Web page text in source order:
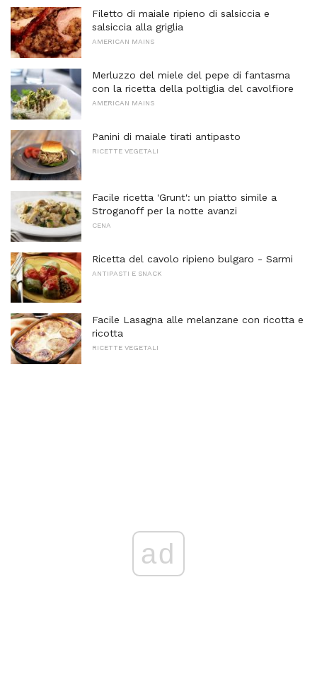
Filetto di maiale ripieno di salsiccia e
salsiccia alla griglia
AMERICAN MAINS
Merluzzo del miele del pepe di fantasma
con la ricetta della poltiglia del cavolfiore
AMERICAN MAINS
Panini di maiale tirati antipasto
RICETTE VEGETALI
Facile ricetta 'Grunt': un piatto simile a
Stroganoff per la notte avanzi
CENA
Ricetta del cavolo ripieno bulgaro - Sarmi
ANTIPASTI E SNACK
Facile Lasagna alle melanzane con ricotta e
ricotta
RICETTE VEGETALI
ad